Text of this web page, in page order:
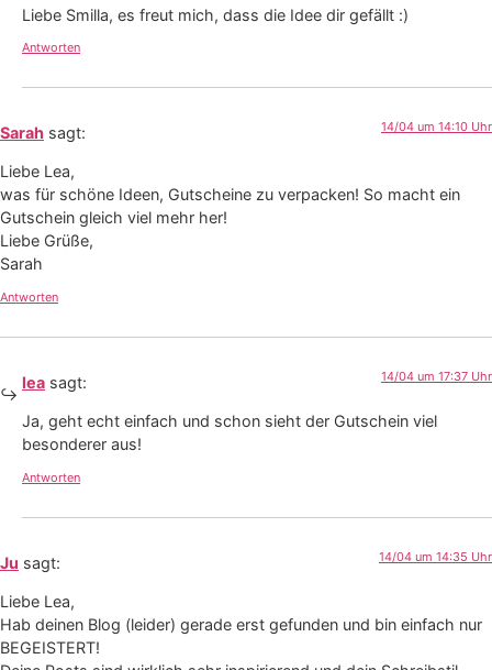
Liebe Smilla, es freut mich, dass die Idee dir gefällt :)
Antworten
Sarah sagt: 14/04 um 14:10 Uhr
Liebe Lea,
was für schöne Ideen, Gutscheine zu verpacken! So macht ein
Gutschein gleich viel mehr her!
Liebe Grüße,
Sarah
Antworten
lea sagt: 14/04 um 17:37 Uhr
Ja, geht echt einfach und schon sieht der Gutschein viel
besonderer aus!
Antworten
Ju sagt: 14/04 um 14:35 Uhr
Liebe Lea,
Hab deinen Blog (leider) gerade erst gefunden und bin einfach nur
BEGEISTERT!